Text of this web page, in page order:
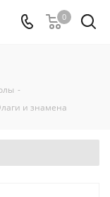
0
-
и знамена